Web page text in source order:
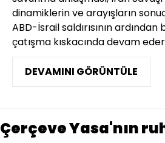
dinamiklerin ve arayışların
ABD-İsrail saldırısının
çatışma kıskacında devam
DEVAMINI GÖRÜNTÜLE
Çerçeve Yasa'nın